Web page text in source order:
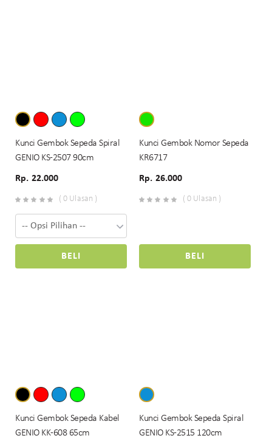
Kunci Gembok Sepeda Spiral
GENIO KS-2507 90cm
Rp. 22.000
( 0 Ulasan )
BELI
Kunci Gembok Nomor Sepeda
KR6717
Rp. 26.000
( 0 Ulasan )
BELI
Kunci Gembok Sepeda Kabel
GENIO KK-608 65cm
Kunci Gembok Sepeda Spiral
GENIO KS-2515 120cm